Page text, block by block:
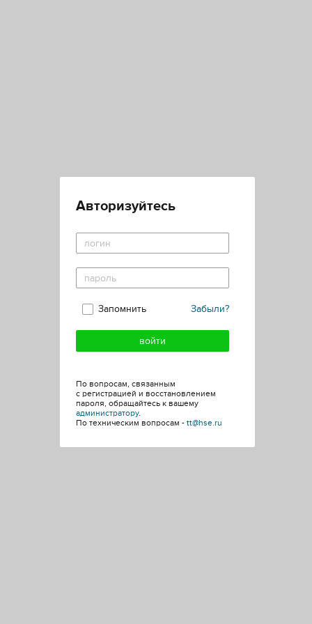
Авторизуйтесь
Забыли?
Запомнить
По вопросам, связанным
с регистрацией и восстановлением
пароля, обращайтесь к вашему
администратору.
По техническим вопросам - tt@hse.ru